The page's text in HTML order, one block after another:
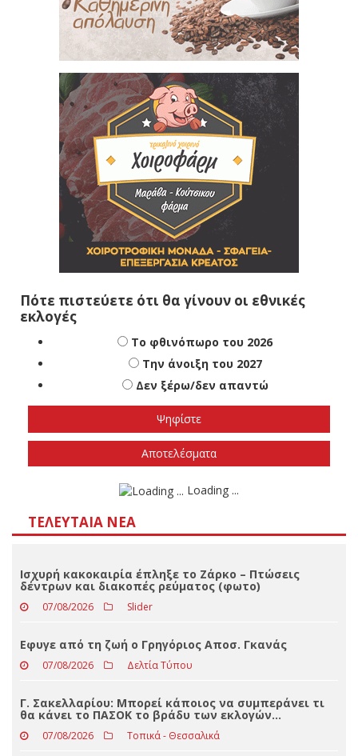
Πότε πιστεύετε ότι θα γίνουν οι εθνικές
εκλογές
Το φθινόπωρο του 2026
Την άνοιξη του 2027
Δεν ξέρω/δεν απαντώ
ΤΕΛΕΥΤΑΊΑ ΝΈΑ
Ισχυρή κακοκαιρία έπληξε το Ζάρκο – Πτώσεις
δέντρων και διακοπές ρεύματος (φωτο)
Eφυγε από τη ζωή ο Γρηγόριος Αποσ. Γκανάς
07/08/2026 Δελτία Τύπου